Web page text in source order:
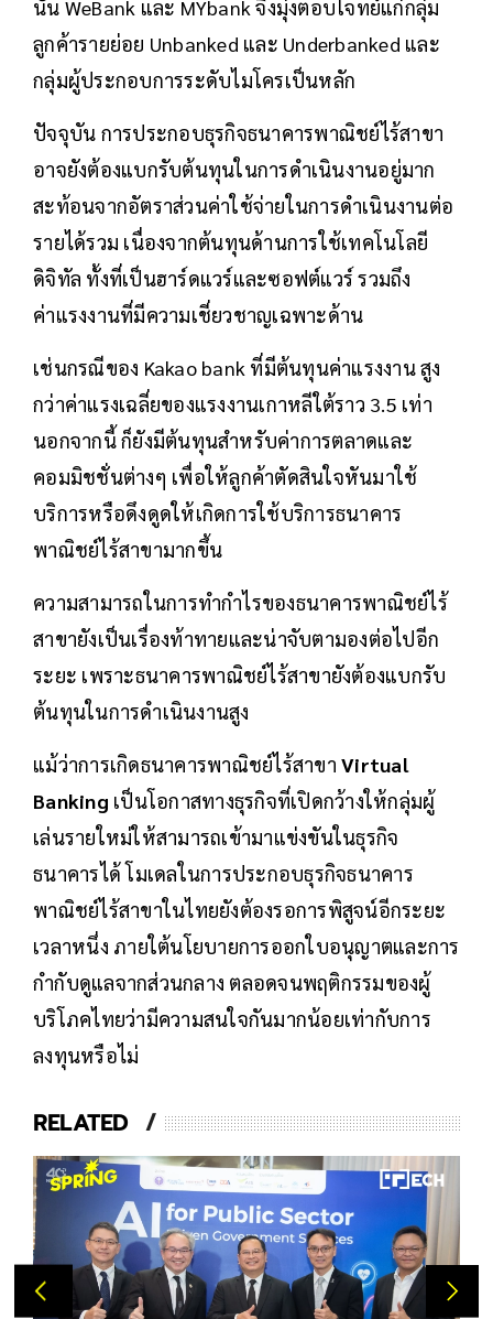
นั้น WeBank และ MYbank จึงมุ่งตอบโจทย์แก่กลุ่ม
ลูกค้ารายย่อย Unbanked และ Underbanked และ
กลุ่มผู้ประกอบการระดับไมโครเป็นหลัก
ปัจจุบัน การประกอบธุรกิจธนาคารพาณิชย์ไร้สาขา
อาจยังต้องแบกรับต้นทุนในการดำเนินงานอยู่มาก
สะท้อนจากอัตราส่วนค่าใช้จ่ายในการดำเนินงานต่อ
รายได้รวม เนื่องจากต้นทุนด้านการใช้เทคโนโลยี
ดิจิทัล ทั้งที่เป็นฮาร์ดแวร์และซอฟต์แวร์ รวมถึง
ค่าแรงงานที่มีความเชี่ยวชาญเฉพาะด้าน
เช่นกรณีของ Kakao bank ที่มีต้นทุนค่าแรงงาน สูง
กว่าค่าแรงเฉลี่ยของแรงงานเกาหลีใต้ราว 3.5 เท่า
นอกจากนี้ ก็ยังมีต้นทุนสำหรับค่าการตลาดและ
คอมมิชชั่นต่างๆ เพื่อให้ลูกค้าตัดสินใจหันมาใช้
บริการหรือดึงดูดให้เกิดการใช้บริการธนาคาร
พาณิชย์ไร้สาขามากขึ้น
ความสามารถในการทำกำไรของธนาคารพาณิชย์ไร้
สาขายังเป็นเรื่องท้าทายและน่าจับตามองต่อไปอีก
ระยะ เพราะธนาคารพาณิชย์ไร้สาขายังต้องแบกรับ
ต้นทุนในการดำเนินงานสูง
แม้ว่าการเกิดธนาคารพาณิชย์ไร้สาขา Virtual
Banking เป็นโอกาสทางธุรกิจที่เปิดกว้างให้กลุ่มผู้
เล่นรายใหม่ให้สามารถเข้ามาแข่งขันในธุรกิจ
ธนาคารได้ โมเดลในการประกอบธุรกิจธนาคาร
พาณิชย์ไร้สาขาในไทยยังต้องรอการพิสูจน์อีกระยะ
เวลาหนึ่ง ภายใต้นโยบายการออกใบอนุญาตและการ
กำกับดูแลจากส่วนกลาง ตลอดจนพฤติกรรมของผู้
บริโภคไทยว่ามีความสนใจกันมากน้อยเท่ากับการ
ลงทุนหรือไม่
RELATED